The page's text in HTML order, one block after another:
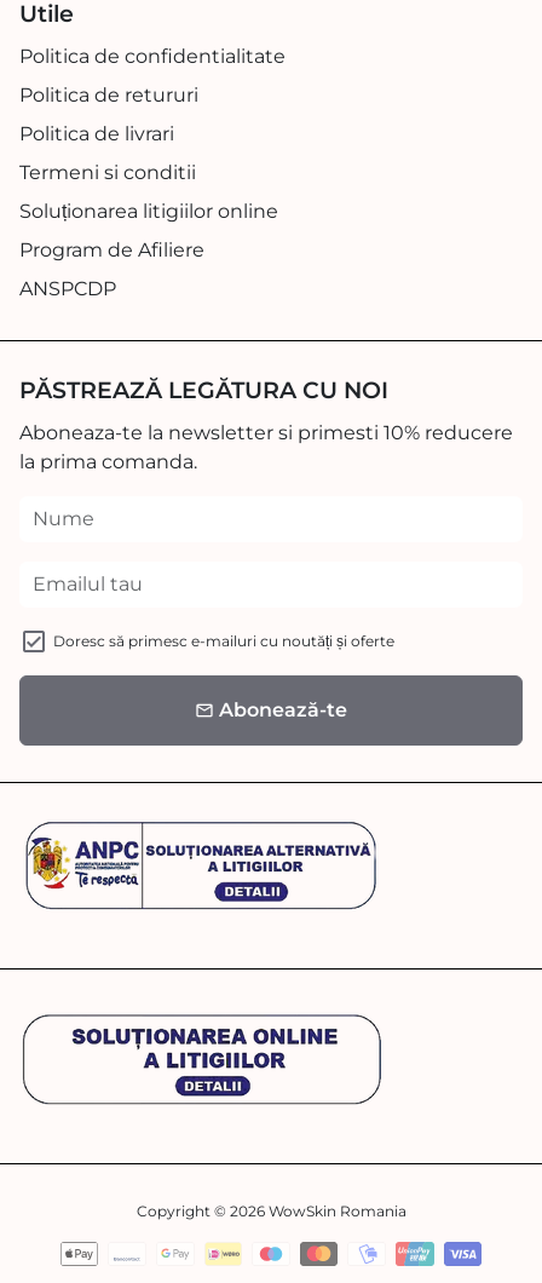
Utile
Politica de confidentialitate
Politica de retururi
Politica de livrari
Termeni si conditii
Soluționarea litigiilor online
Program de Afiliere
ANSPCDP
PĂSTREAZĂ LEGĂTURA CU NOI
Aboneaza-te la newsletter si primesti 10% reducere
la prima comanda.
Doresc să primesc e-mailuri cu noutăți și oferte
email Abonează-te
Copyright © 2026 WowSkin Romania
Metode